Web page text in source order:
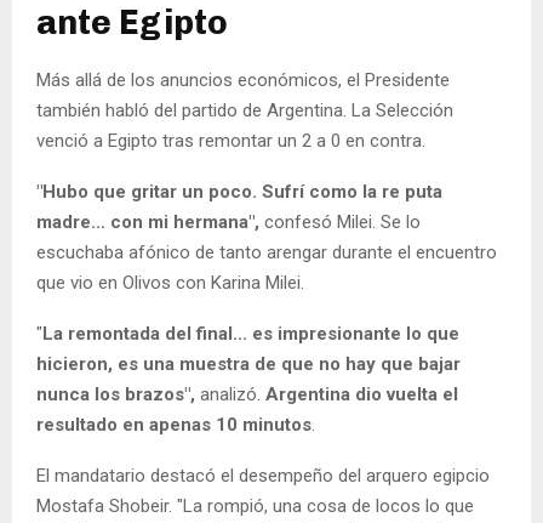
ante Egipto
Más allá de los anuncios económicos, el Presidente
también habló del partido de Argentina. La Selección
venció a Egipto tras remontar un 2 a 0 en contra.
"Hubo que gritar un poco. Sufrí como la re puta
madre... con mi hermana", confesó Milei. Se lo
escuchaba afónico de tanto arengar durante el encuentro
que vio en Olivos con Karina Milei.
"La remontada del final... es impresionante lo que
hicieron, es una muestra de que no hay que bajar
nunca los brazos", analizó. Argentina dio vuelta el
resultado en apenas 10 minutos.
El mandatario destacó el desempeño del arquero egipcio
Mostafa Shobeir. "La rompió, una cosa de locos lo que